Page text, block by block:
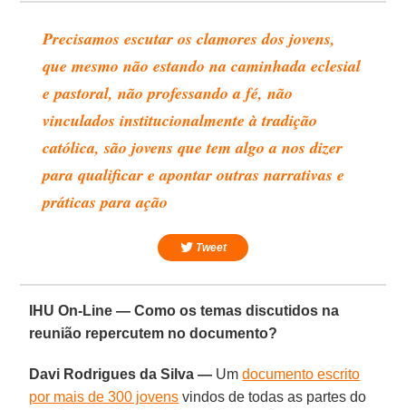
Precisamos escutar os clamores dos jovens,
que mesmo não estando na caminhada eclesial
e pastoral, não professando a fé, não
vinculados institucionalmente à tradição
católica, são jovens que tem algo a nos dizer
para qualificar e apontar outras narrativas e
práticas para ação
Tweet
IHU On-Line — Como os temas discutidos na
reunião repercutem no documento?
Davi Rodrigues da Silva — Umdocumento escrito
por mais de 300 jovens vindos de todas as partes do